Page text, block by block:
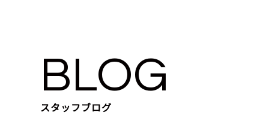
BLOG
スタッフブログ